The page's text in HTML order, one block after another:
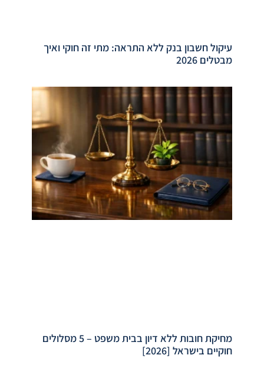
עיקול חשבון בנק ללא התראה: מתי זה חוקי ואיך
מבטלים 2026
מחיקת חובות ללא דיון בבית משפט – 5 מסלולים
חוקיים בישראל [2026]